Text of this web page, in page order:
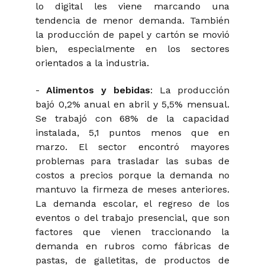
lo digital les viene marcando una
tendencia de menor demanda. También
la producción de papel y cartón se movió
bien, especialmente en los sectores
orientados a la industria.
-Alimentos y bebidas: La producción
bajó 0,2% anual en abril y 5,5% mensual.
Se trabajó con 68% de la capacidad
instalada, 5,1 puntos menos que en
marzo. El sector encontró mayores
problemas para trasladar las subas de
costos a precios porque la demanda no
mantuvo la firmeza de meses anteriores.
La demanda escolar, el regreso de los
eventos o del trabajo presencial, que son
factores que vienen traccionando la
demanda en rubros como fábricas de
pastas, de galletitas, de productos de